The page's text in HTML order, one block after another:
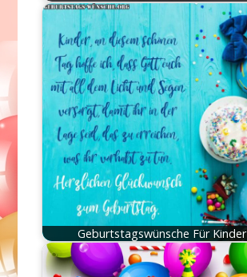
Geburtstagswünsche Für Kinder